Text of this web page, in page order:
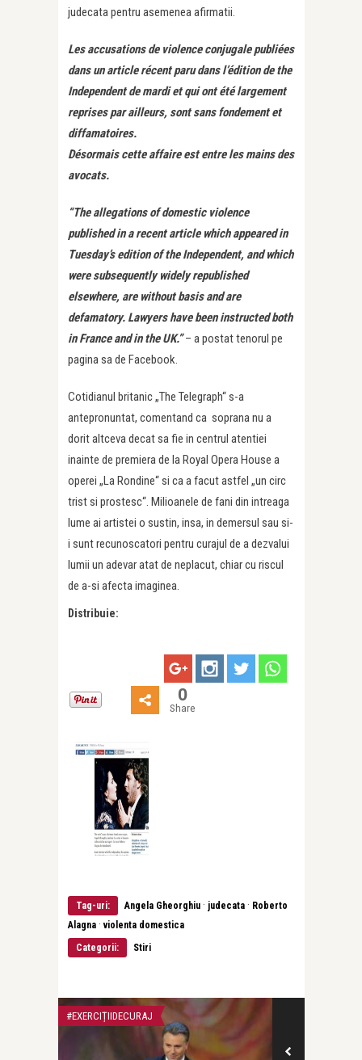
judecata pentru asemenea afirmatii.
Les accusations de violence conjugale publiées
dans un article récent paru dans l’édition de the
Independent de mardi et qui ont été largement
reprises par ailleurs, sont sans fondement et
diffamatoires.
Désormais cette affaire est entre les mains des
avocats.
“The allegations of domestic violence
published in a recent article which appeared in
Tuesday’s edition of the Independent, and which
were subsequently widely republished
elsewhere, are without basis and are
defamatory. Lawyers have been instructed both
in France and in the UK.”– a postat tenorul pe
pagina sa de Facebook.
Cotidianul britanic „The Telegraph“ s-a
antepronuntat, comentand ca soprana nu a
dorit altceva decat sa fie in centrul atentiei
inainte de premiera de la Royal Opera House a
operei „La Rondine“ si ca a facut astfel „un circ
trist si prostesc“. Milioanele de fani din intreaga
lume ai artistei o sustin, insa, in demersul sau si-
i sunt recunoscatori pentru curajul de a dezvalui
lumii un adevar atat de neplacut, chiar cu riscul
de a-si afecta imaginea.
Distribuie:
0
Share
Tag-uri: Angela Gheorghiu · judecata · Roberto
Alagna ·violenta domestica
Categorii:
Stiri
#EXERCIȚIIDECURAJ